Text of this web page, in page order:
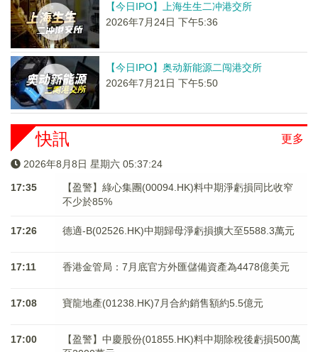
【今日IPO】上海生生二冲港交所
2026年7月24日 下午5:36
【今日IPO】奥动新能源二闯港交所
2026年7月21日 下午5:50
更多
快訊
2026年8月8日 星期六 05:37:24
17:35
【盈警】綠心集團(00094.HK)料中期淨虧損同比收窄
不少於85%
17:26 德適-B(02526.HK)中期歸母淨虧損擴大至5588.3萬元
17:11 香港金管局：7月底官方外匯儲備資產為4478億美元
17:08 寶龍地產(01238.HK)7月合約銷售額約5.5億元
17:00
【盈警】中慶股份(01855.HK)料中期除稅後虧損500萬